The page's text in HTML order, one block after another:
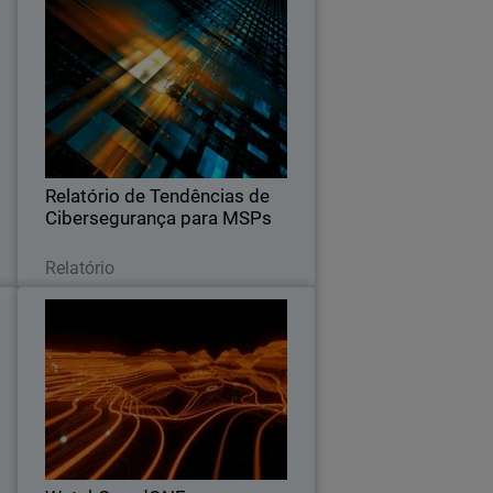
Relatório de Tendências de
Cibersegurança para MSPs
Relatório
Relatório de Tendências de
Cibersegurança para MSPs
Demanda por cibersegurança, as
expectativas dos clientes, as tendências
de preços e os principais fatores que
levam os clientes a trocar de
fornecedor.
Body
Saiba como o programa de parceiros de
canal da WatchGuard pode impulsionar
maior lucratividade e eficiência por meio
de engajamento e capacitação.